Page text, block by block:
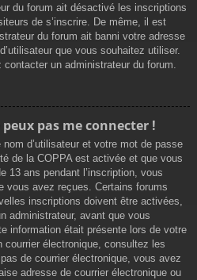
du forum ait désactivé les inscriptions
de s’inscrire. De même, il est
du forum ait banni votre adresse
que vous souhaitez utiliser.
un administrateur du forum.
pas me connecter !
d’utilisateur et votre mot de passe
de la COPPA est activée et que vous
13 ans pendant l’inscription, vous
vous avez reçues. Certains forums
inscriptions doivent être activées,
administrateur, avant que vous
information était présente lors de votre
électronique, consultez les
de courrier électronique, vous avez
adresse de courrier électronique ou